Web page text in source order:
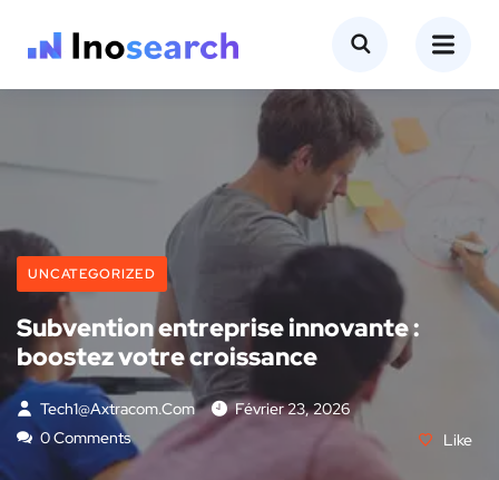
UNCATEGORIZED
Subvention entreprise innovante :
boostez votre croissance
Tech1@axtracom.com
Février 23, 2026
0 Comments
Like